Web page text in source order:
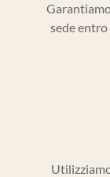
sede